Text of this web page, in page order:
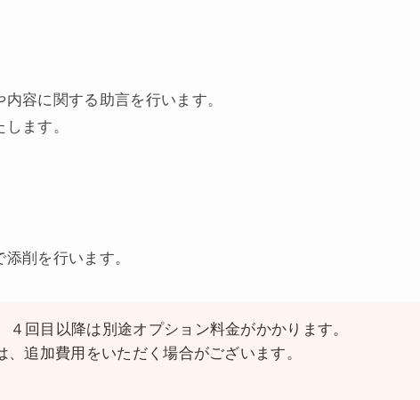
容に関する助言を行います。
します。
削を行います。
回目以降は別途オプション料金がかかります。
追加費用をいただく場合がございます。